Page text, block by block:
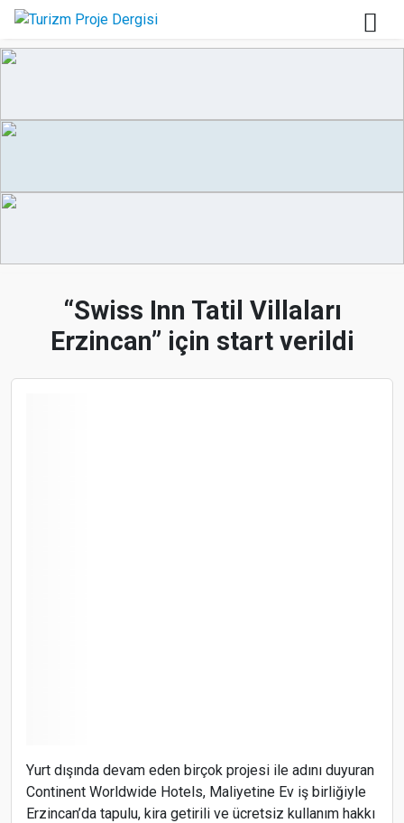
“Swiss Inn Tatil Villaları
Erzincan” için start verildi
Yurt dışında devam eden birçok projesi ile adını duyuran
Continent Worldwide Hotels, Maliyetine Ev iş birliğiyle
Erzincan’da tapulu, kira getirili ve ücretsiz kullanım hakkı